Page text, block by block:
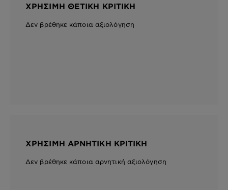
ΧΡΉΣΙΜΗ ΘΕΤΙΚΉ ΚΡΙΤΙΚΉ
Δεν βρέθηκε κάποια αξιολόγηση
ΧΡΉΣΙΜΗ ΑΡΝΗΤΙΚΉ ΚΡΙΤΙΚΉ
Δεν βρέθηκε κάποια αρνητική αξιολόγηση